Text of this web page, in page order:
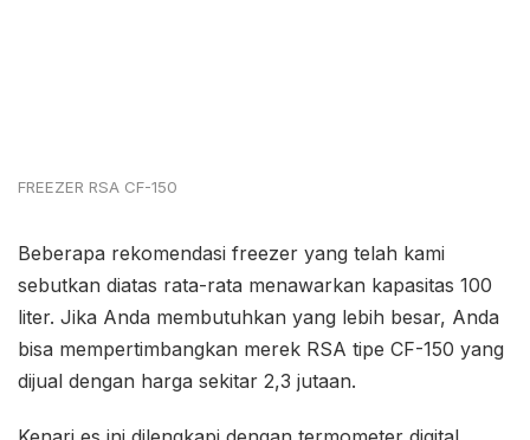
FREEZER RSA CF-150
Beberapa rekomendasi freezer yang telah kami
sebutkan diatas rata-rata menawarkan kapasitas 100
liter. Jika Anda membutuhkan yang lebih besar, Anda
bisa mempertimbangkan merek RSA tipe CF-150 yang
dijual dengan harga sekitar 2,3 jutaan.